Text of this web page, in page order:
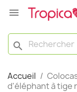

search
Accueil
d'éléphant à tige